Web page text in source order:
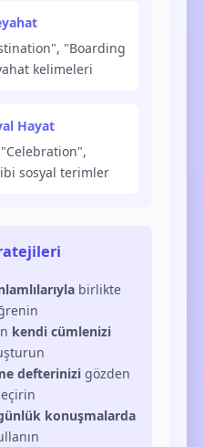
"Boarding
kelimeleri
Hayat
sosyal terimler
birlikte
kendi cümlenizi
defterinizi gözden
konuşmalarda